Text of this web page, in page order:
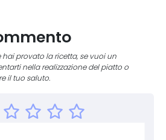
provato la ricetta, se vuoi un
nella realizzazione del piatto o
il tuo saluto.